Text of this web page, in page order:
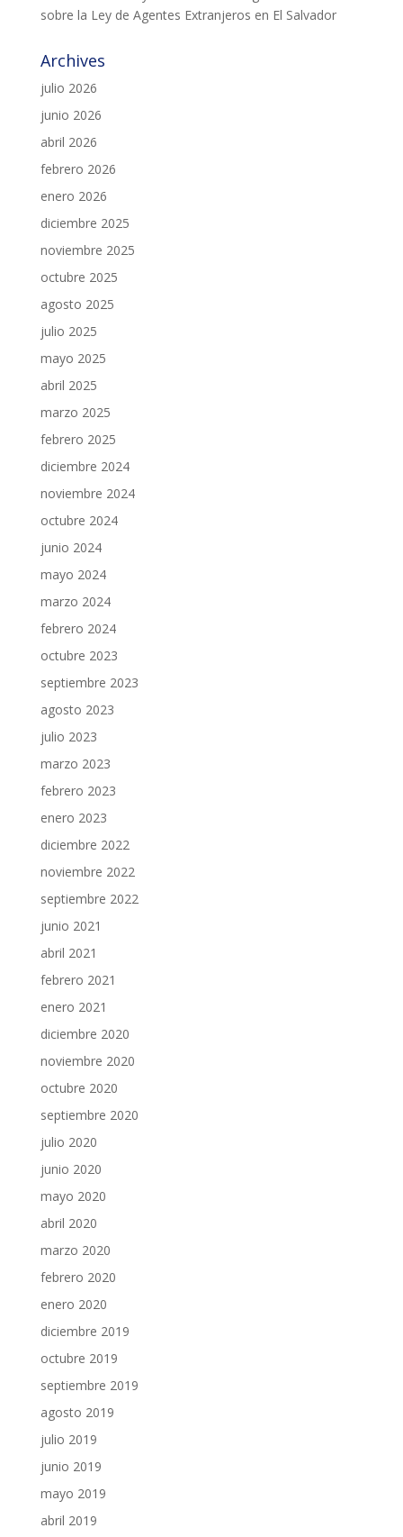
sobre la Ley de Agentes Extranjeros en El Salvador
Archives
julio 2026
junio 2026
abril 2026
febrero 2026
enero 2026
diciembre 2025
noviembre 2025
octubre 2025
agosto 2025
julio 2025
mayo 2025
abril 2025
marzo 2025
febrero 2025
diciembre 2024
noviembre 2024
octubre 2024
junio 2024
mayo 2024
marzo 2024
febrero 2024
octubre 2023
septiembre 2023
agosto 2023
julio 2023
marzo 2023
febrero 2023
enero 2023
diciembre 2022
noviembre 2022
septiembre 2022
junio 2021
abril 2021
febrero 2021
enero 2021
diciembre 2020
noviembre 2020
octubre 2020
septiembre 2020
julio 2020
junio 2020
mayo 2020
abril 2020
marzo 2020
febrero 2020
enero 2020
diciembre 2019
octubre 2019
septiembre 2019
agosto 2019
julio 2019
junio 2019
mayo 2019
abril 2019